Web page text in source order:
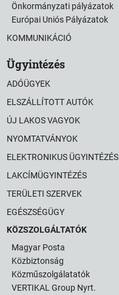
Önkormányzati pályázatok
Európai Uniós Pályázatok
KOMMUNIKÁCIÓ
Ügyintézés
ADÓÜGYEK
ELSZÁLLÍTOTT AUTÓK
ÚJ LAKOS VAGYOK
NYOMTATVÁNYOK
ELEKTRONIKUS ÜGYINTÉZÉS
LAKCÍMÜGYINTÉZÉS
TERÜLETI SZERVEK
EGÉSZSÉGÜGY
KÖZSZOLGÁLTATÓK
Magyar Posta
Közbiztonság
Közműszolgálatatók
VERTIKAL Group Nyrt.